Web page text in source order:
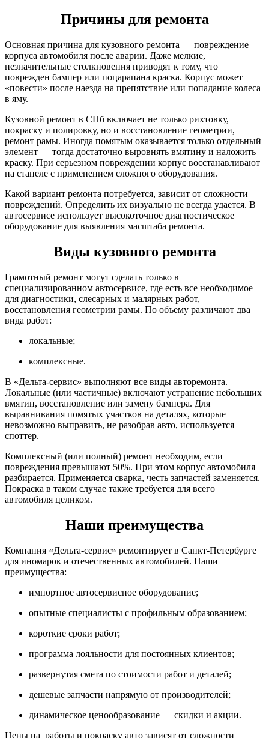
Причины для ремонта
Основная причина для кузовного ремонта — повреждение
корпуса автомобиля после аварии. Даже мелкие,
незначительные столкновения приводят к тому, что
поврежден бампер или поцарапана краска. Корпус может
«повести» после наезда на препятствие или попадание колеса
в яму.
Кузовной ремонт в СПб включает не только рихтовку,
покраску и полировку, но и восстановление геометрии,
ремонт рамы. Иногда помятым оказывается только отдельный
элемент — тогда достаточно выровнять вмятину и наложить
краску. При серьезном повреждении корпус восстанавливают
на стапеле с применением сложного оборудования.
Какой вариант ремонта потребуется, зависит от сложности
повреждений. Определить их визуально не всегда удается. В
автосервисе использует высокоточное диагностическое
оборудование для выявления масштаба ремонта.
Виды кузовного ремонта
Грамотный ремонт могут сделать только в
специализированном автосервисе, где есть все необходимое
для диагностики, слесарных и малярных работ,
восстановления геометрии рамы. По объему различают два
вида работ:
локальные;
комплексные.
В «Дельта-сервис» выполняют все виды авторемонта.
Локальные (или частичные) включают устранение небольших
вмятин, восстановление или замену бампера. Для
выравнивания помятых участков на деталях, которые
невозможно выправить, не разобрав авто, используется
споттер.
Комплексный (или полный) ремонт необходим, если
повреждения превышают 50%. При этом корпус автомобиля
разбирается. Применяется сварка, честь запчастей заменяется.
Покраска в таком случае также требуется для всего
автомобиля целиком.
Наши преимущества
Компания «Дельта-сервис» ремонтирует в Санкт-Петербурге
для иномарок и отечественных автомобилей. Наши
преимущества:
импортное автосервисное оборудование;
опытные специалисты с профильным образованием;
короткие сроки работ;
программа лояльности для постоянных клиентов;
развернутая смета по стоимости работ и деталей;
дешевые запчасти напрямую от производителей;
динамическое ценообразование — скидки и акции.
Цены на работы и покраску авто зависят от сложности